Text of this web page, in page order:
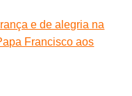
e de alegria na
Francisco aos